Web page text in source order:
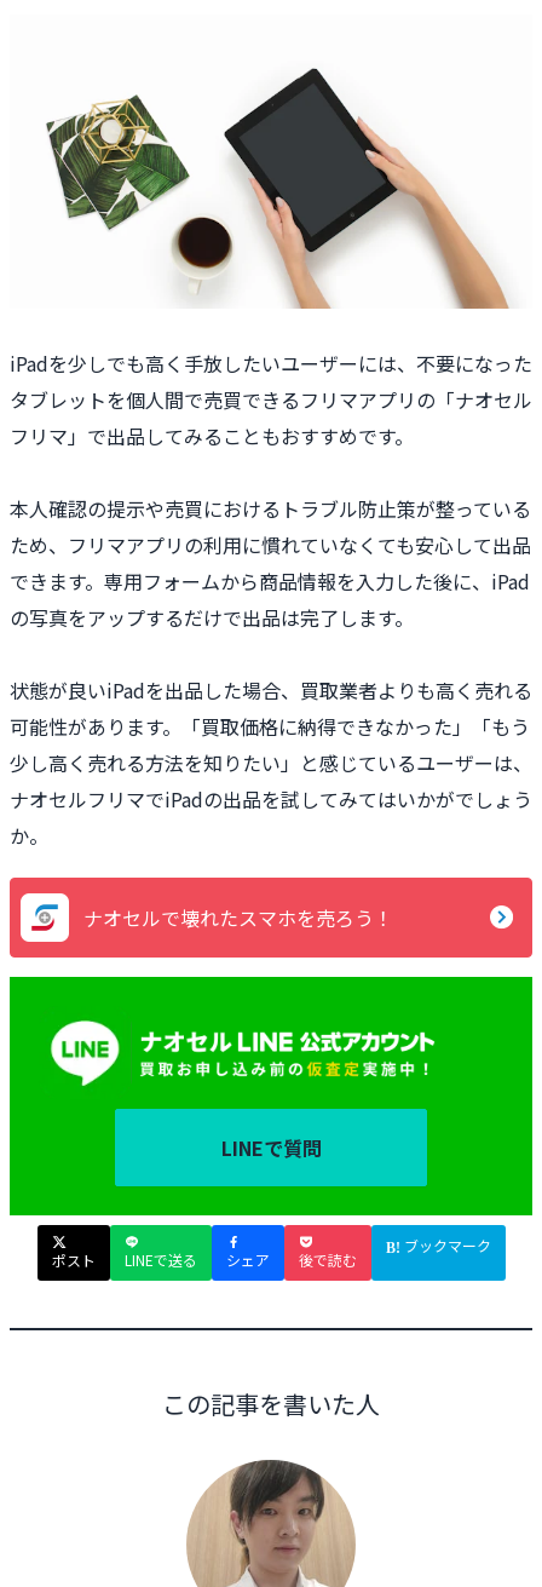
iPadを少しでも高く手放したいユーザーには、不要になった
タブレットを個人間で売買できるフリマアプリの「ナオセル
フリマ」で出品してみることもおすすめです。
本人確認の提示や売買におけるトラブル防止策が整っている
ため、フリマアプリの利用に慣れていなくても安心して出品
できます。専用フォームから商品情報を入力した後に、iPad
の写真をアップするだけで出品は完了します。
状態が良いiPadを出品した場合、買取業者よりも高く売れる
可能性があります。「買取価格に納得できなかった」「もう
少し高く売れる方法を知りたい」と感じているユーザーは、
ナオセルフリマでiPadの出品を試してみてはいかがでしょう
か。
ナオセルで壊れたスマホを売ろう！
LINEで質問
ポスト LINEで送る シェア 後で読む
ブックマーク
この記事を書いた人